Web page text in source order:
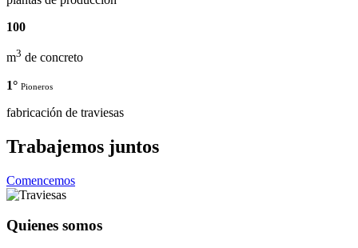
100
m3 de concreto
1° Pioneros
fabricación de traviesas
Trabajemos juntos
Comencemos
Quienes somos